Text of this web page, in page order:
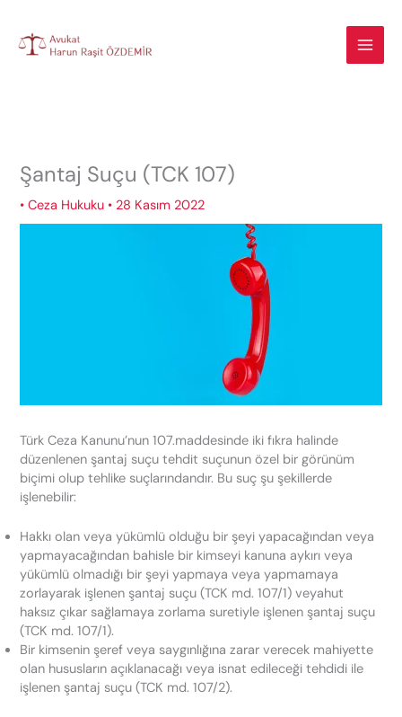
Şantaj Suçu (TCK 107)
•Ceza Hukuku • 28 Kasım 2022
Türk Ceza Kanunu’nun 107.maddesinde iki fıkra halinde
düzenlenen şantaj suçu tehdit suçunun özel bir görünüm
biçimi olup tehlike suçlarındandır. Bu suç şu şekillerde
işlenebilir:
Hakkı olan veya yükümlü olduğu bir şeyi yapacağından veya
yapmayacağından bahisle bir kimseyi kanuna aykırı veya
yükümlü olmadığı bir şeyi yapmaya veya yapmamaya
zorlayarak işlenen şantaj suçu (TCK md. 107/1) veyahut
haksız çıkar sağlamaya zorlama suretiyle işlenen şantaj suçu
(TCK md. 107/1).
Bir kimsenin şeref veya saygınlığına zarar verecek mahiyette
olan hususların açıklanacağı veya isnat edileceği tehdidi ile
işlenen şantaj suçu (TCK md. 107/2).